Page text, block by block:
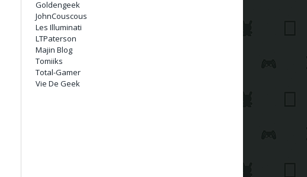
Goldengeek
JohnCouscous
Les Illuminati
LTPaterson
Majin Blog
Tomiiks
Total-Gamer
Vie De Geek